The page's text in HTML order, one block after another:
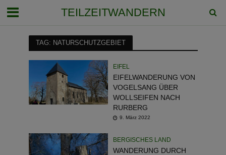
TEILZEITWANDERN
TAG: NATURSCHUTZGEBIET
EIFEL
EIFELWANDERUNG VON
VOGELSANG ÜBER
WOLLSEIFEN NACH
RURBERG
9. März 2022
BERGISCHES LAND
WANDERUNG DURCH